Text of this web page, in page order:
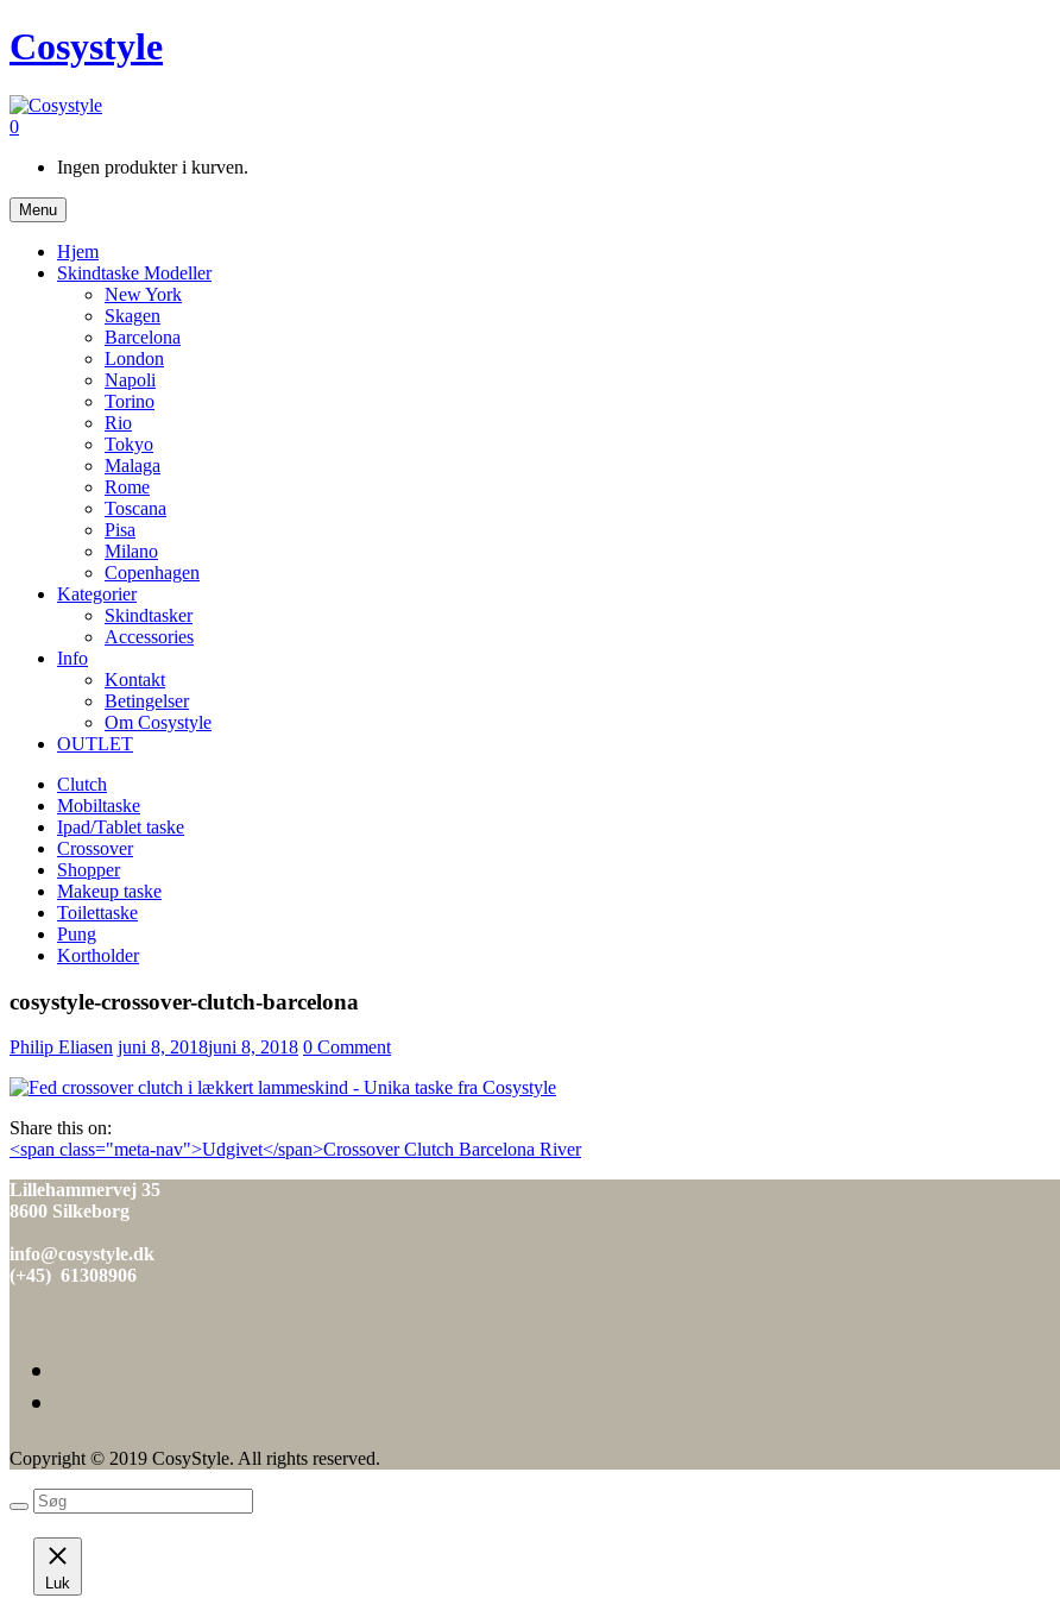
Cosystyle
0
Ingen produkter i kurven.
Menu
Hjem
Skindtaske Modeller
New York
Skagen
Barcelona
London
Napoli
Torino
Rio
Tokyo
Malaga
Rome
Toscana
Pisa
Milano
Copenhagen
Kategorier
Skindtasker
Accessories
Info
Kontakt
Betingelser
Om Cosystyle
OUTLET
Clutch
Mobiltaske
Ipad/Tablet taske
Crossover
Shopper
Makeup taske
Toilettaske
Pung
Kortholder
cosystyle-crossover-clutch-barcelona
Philip Eliasen Udgivet
juni 8, 2018juni 8, 2018 0 Comment
Share this on:
Indlæg
navigation
<span class="meta-nav">Udgivet</span>Crossover Clutch Barcelona River
Lillehammervej 35
8600 Silkeborg
info@cosystyle.dk
(+45) 61308906
Copyright © 2019 CosyStyle. All rights reserved.
Luk